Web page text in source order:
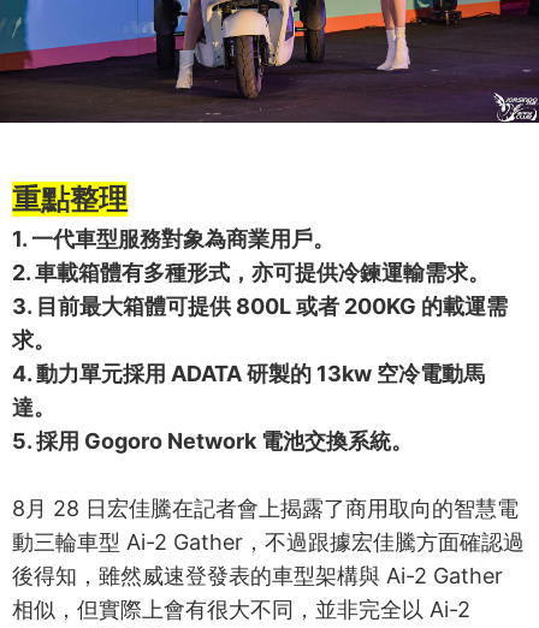
重點整理
1. 一代車型服務對象為商業用戶。
2. 車載箱體有多種形式，亦可提供冷鍊運輸需求。
3. 目前最大箱體可提供 800L 或者 200KG 的載運需
求。
4. 動力單元採用 ADATA 研製的 13kw 空冷電動馬
達。
5. 採用 Gogoro Network 電池交換系統。
8月 28 日宏佳騰在記者會上揭露了商用取向的智慧電
動三輪車型 Ai-2 Gather，不過跟據宏佳騰方面確認過
後得知，雖然威速登發表的車型架構與 Ai-2 Gather
相似，但實際上會有很大不同，並非完全以 Ai-2